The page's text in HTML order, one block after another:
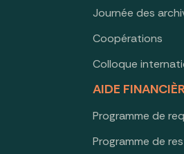
Journée des
Coopérations
Colloque
AIDE
Programme de
Programme de